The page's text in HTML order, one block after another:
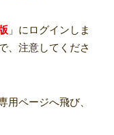
」にログインしま
、注意してくださ
用ページへ飛び、